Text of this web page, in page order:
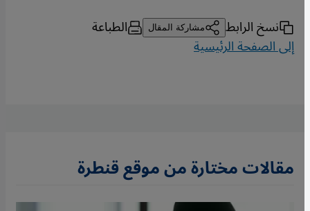
نسخ الرابط مشاركة المقال الطباعة
إلى الصفحة الرئيسية
مقالات مختارة من موقع قنطرة